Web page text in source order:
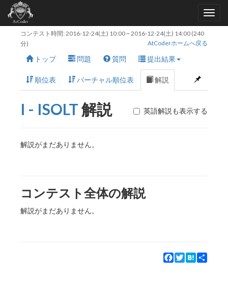
コンテスト時間: 2016-12-24(土) 10:00~ 2016-12-24(土) 14:00 (240
分)
AtCoderホームへ戻る
トップ 問題 質問 提出結果
順位表 バーチャル順位表 解説
I - ISOLT解説 英語解説も表示する
解説がまだありません。
コンテスト全体の解説
解説がまだありません。
Facebook
Twitter
Hatena